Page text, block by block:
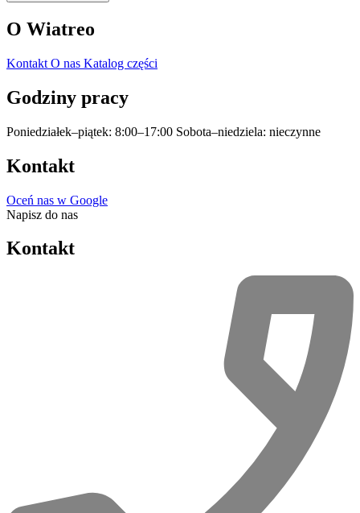
O Wiatreo
Kontakt O nas Katalog części
Godziny pracy
Poniedziałek–piątek: 8:00–17:00 Sobota–niedziela: nieczynne
Kontakt
Oceń nas w Google
Napisz do nas
Kontakt